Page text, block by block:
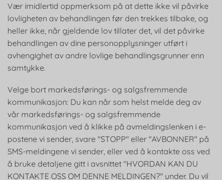
Vær imidlertid oppmerksom på at dette ikke vil påvirke
lovligheten av behandlingen før den trekkes tilbake, og
heller ikke, når gjeldende lov tillater det, vil det påvirke
behandlingen av dine personopplysninger utført i
avhengighet av andre lovlige behandlingsgrunner enn
samtykke.
Velge bort markedsførings- og salgsfremmende
kommunikasjon: Du kan når som helst melde deg av
vår markedsførings- og salgsfremmende
kommunikasjon ved å klikke på avmeldingslenken i e-
postene vi sender, svare "STOPP" eller "AVBONNER" på
SMS-meldingene vi sender, eller ved å kontakte oss ved
å bruke detaljene gitt i avsnittet "HVORDAN KAN DU
KONTAKTE OSS OM DENNE MELDINGEN?" under. Du vil